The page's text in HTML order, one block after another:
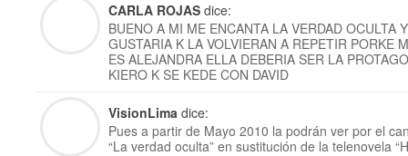
CARLA ROJAS dice:
BUENO A MI ME ENCANTA LA VERDAD OCULTA
GUSTARIA K LA VOLVIERAN A REPETIR PORKE
ES ALEJANDRA ELLA DEBERIA SER LA
KIERO K SE KEDE CON DAVID
VisionLima dice:
Pues a partir de Mayo 2010 la podrán ver por el
“La verdad oculta” en sustitución de la telenovela